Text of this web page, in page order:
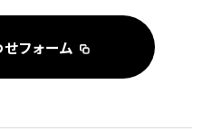
フォーム